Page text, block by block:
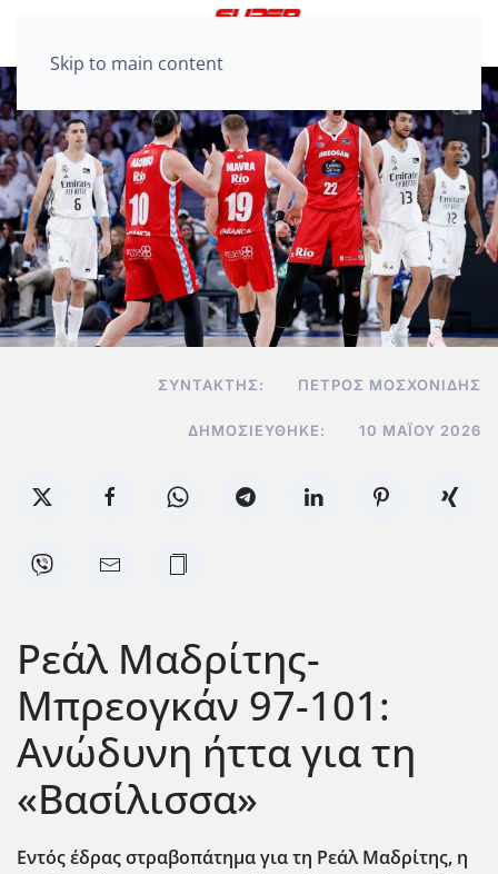
Skip to main content
ΣΥΝΤΆΚΤΗΣ: ΠΈΤΡΟΣ ΜΟΣΧΟΝΊΔΗΣ
ΔΗΜΟΣΙΕΎΘΗΚΕ: 10 ΜΑΪ́ΟΥ 2026
Ρεάλ Μαδρίτης-
Μπρεογκάν 97-101:
Ανώδυνη ήττα για τη
«Βασίλισσα»
Εντός έδρας στραβοπάτημα για τη Ρεάλ Μαδρίτης, η